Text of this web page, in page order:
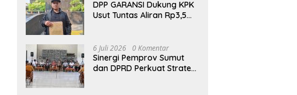
DPP GARANSI Dukung KPK
Usut Tuntas Aliran Rp3,5
6 Juli 2026 0 Komentar
Sinergi Pemprov Sumut
dan DPRD Perkuat Strategi